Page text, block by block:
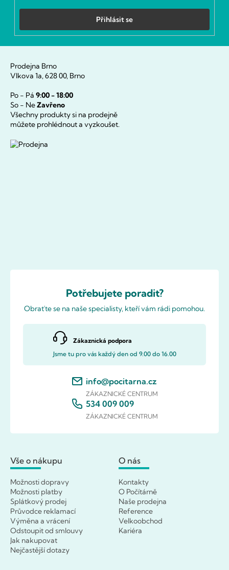
Přihlásit se
Prodejna Brno
Vlkova 1a, 628 00, Brno
Po - Pá 9:00 - 18:00
So - NeZavřeno
Všechny produkty si na prodejně
můžete prohlédnout a vyzkoušet.
Potřebujete poradit?
Obraťte se na naše specialisty, kteří vám rádi pomohou.
Zákaznická podpora
Jsme tu pro vás každý den od 9.00 do 16.00
info@pocitarna.cz
ZÁKAZNICKÉ CENTRUM
534 009 009
ZÁKAZNICKÉ CENTRUM
Vše o nákupu
Možnosti dopravy
Možnosti platby
Splátkový prodej
Průvodce reklamací
Výměna a vrácení
Odstoupit od smlouvy
Jak nakupovat
Nejčastější dotazy
O nás
Kontakty
O Počítárně
Naše prodejna
Reference
Velkoobchod
Kariéra